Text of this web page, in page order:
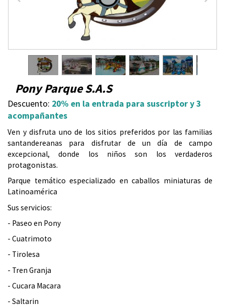
r
a
u
s
t
e
d
a
q
u
Pony Parque S.A.S
Descuento: 20% en la entrada para suscriptor y 3
acompañantes
Ven y disfruta uno de los sitios preferidos por las familias
santandereanas para disfrutar de un día de campo
excepcional, donde los niños son los verdaderos
protagonistas.
Parque temático especializado en caballos miniaturas de
Latinoamérica
Sus servicios:
- Paseo en Pony
- Cuatrimoto
- Tirolesa
- Tren Granja
- Cucara Macara
- Saltarin